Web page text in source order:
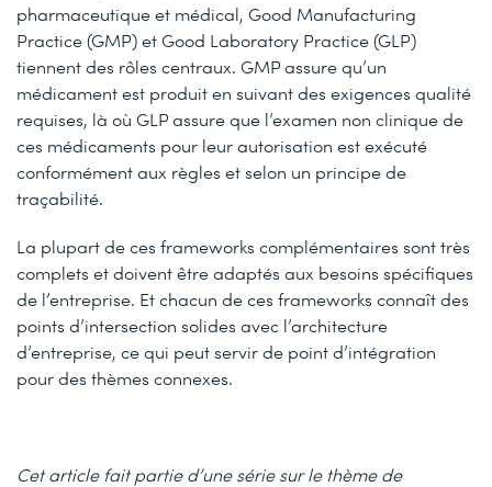
pharmaceutique et médical, Good Manufacturing
Practice (GMP) et Good Laboratory Practice (GLP)
tiennent des rôles centraux. GMP assure qu’un
médicament est produit en suivant des exigences qualité
requises, là où GLP assure que l’examen non clinique de
ces médicaments pour leur autorisation est exécuté
conformément aux règles et selon un principe de
traçabilité.
La plupart de ces frameworks complémentaires sont très
complets et doivent être adaptés aux besoins spécifiques
de l’entreprise. Et chacun de ces frameworks connaît des
points d’intersection solides avec l’architecture
d’entreprise, ce qui peut servir de point d’intégration
pour des thèmes connexes.
Cet article fait partie d’une série sur le thème de